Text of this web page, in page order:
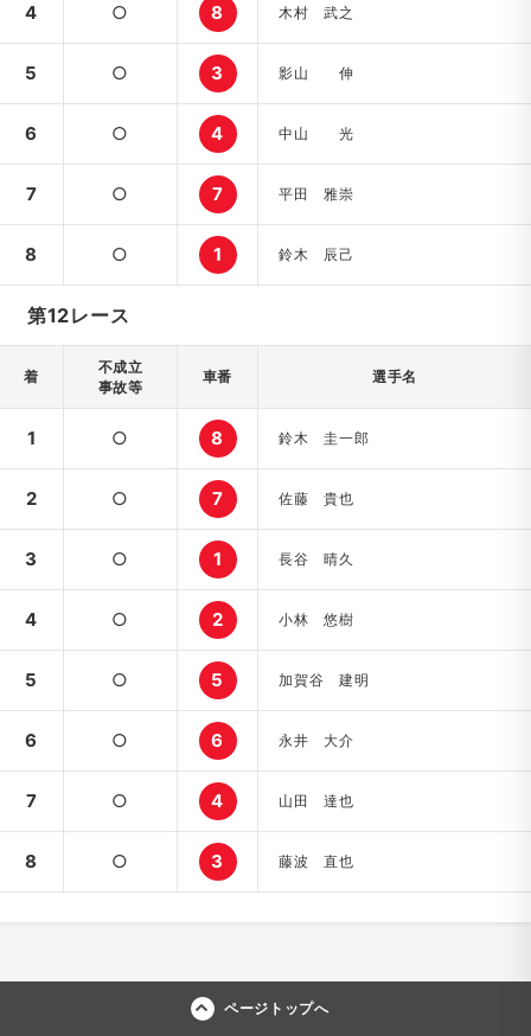
4 ○ 8 木村 武之
5 ○ 3 影山 伸
6 ○ 4 中山 光
7 ○ 7 平田 雅崇
8 ○ 1 鈴木 辰己
第12レース
着
不成立
事故等
車番 選手名
1 ○ 8 鈴木 圭一郎
2 ○ 7 佐藤 貴也
3 ○ 1 長谷 晴久
4 ○ 2 小林 悠樹
5 ○ 5 加賀谷 建明
6 ○ 6 永井 大介
7 ○ 4 山田 達也
8 ○ 3 藤波 直也
ページトップへ